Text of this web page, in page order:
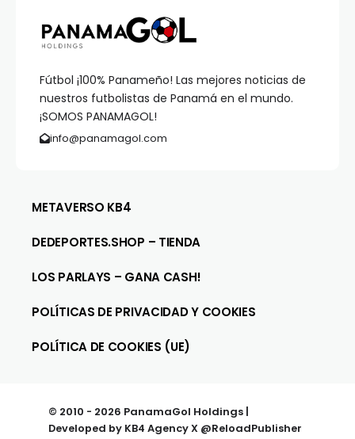
Fútbol ¡100% Panameño! Las mejores noticias de
nuestros futbolistas de Panamá en el mundo.
¡SOMOS PANAMAGOL!
info@panamagol.com
METAVERSO KB4
DEDEPORTES.SHOP – TIENDA
LOS PARLAYS – GANA CASH!
POLÍTICAS DE PRIVACIDAD Y COOKIES
POLÍTICA DE COOKIES (UE)
© 2010 - 2026 PanamaGol Holdings |
Developed by KB4 Agency X @ReloadPublisher